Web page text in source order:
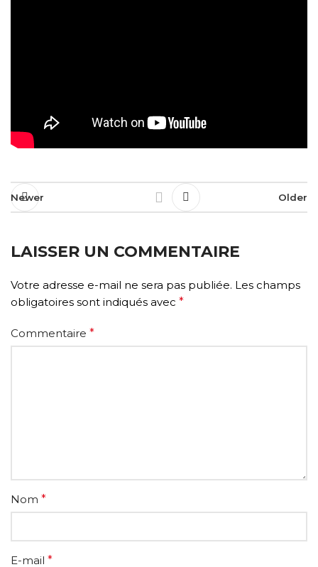
Newer Older
LAISSER UN COMMENTAIRE
Votre adresse e-mail ne sera pas publiée. Les champs
obligatoires sont indiqués avec *
Commentaire *
Nom *
E-mail *